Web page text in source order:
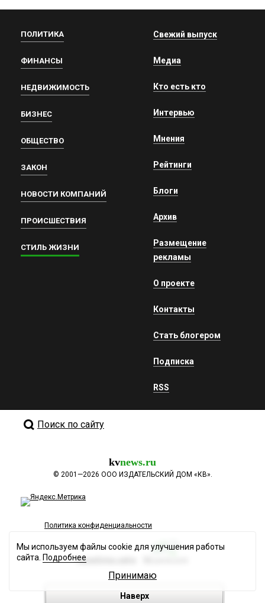
ПОЛИТИКА
ФИНАНСЫ
НЕДВИЖИМОСТЬ
БИЗНЕС
ОБЩЕСТВО
ЗАКОН
НОВОСТИ КОМПАНИЙ
ПРОИСШЕСТВИЯ
СТИЛЬ ЖИЗНИ
Свежий выпуск
Медиа
Кто есть кто
Интервью
Мнения
Рейтинги
Блоги
Архив
Размещение
рекламы
О проекте
Контакты
Стать блогером
Подписка
RSS
Поиск по сайту
kvnews.ru
© 2001—2026 ООО ИЗДАТЕЛЬСКИЙ ДОМ «КВ».
Политика конфиденциальности
Разработка сайта
Наверх
Мы используем файлы cookie для улучшения работы
сайта. Подробнее
Принимаю